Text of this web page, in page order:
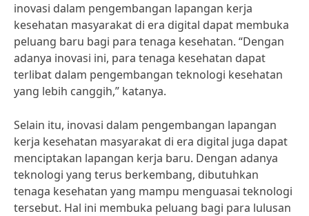
inovasi dalam pengembangan lapangan kerja
kesehatan masyarakat di era digital dapat membuka
peluang baru bagi para tenaga kesehatan. “Dengan
adanya inovasi ini, para tenaga kesehatan dapat
terlibat dalam pengembangan teknologi kesehatan
yang lebih canggih,” katanya.
Selain itu, inovasi dalam pengembangan lapangan
kerja kesehatan masyarakat di era digital juga dapat
menciptakan lapangan kerja baru. Dengan adanya
teknologi yang terus berkembang, dibutuhkan
tenaga kesehatan yang mampu menguasai teknologi
tersebut. Hal ini membuka peluang bagi para lulusan